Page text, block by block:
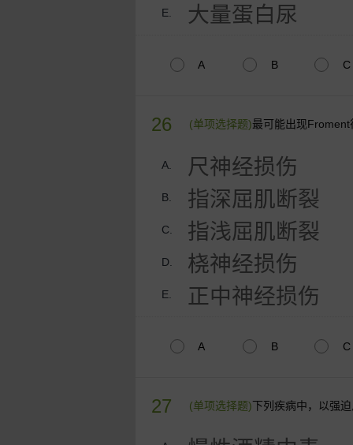
E. 大量蛋白尿
A B C
26 (单项选择题)最可能出现
A. 尺神经损伤
B. 指深屈肌断裂
C. 指浅屈肌断裂
D. 桡神经损伤
E. 正中神经损伤
A B C
27 (单项选择题)下列疾病中，以强